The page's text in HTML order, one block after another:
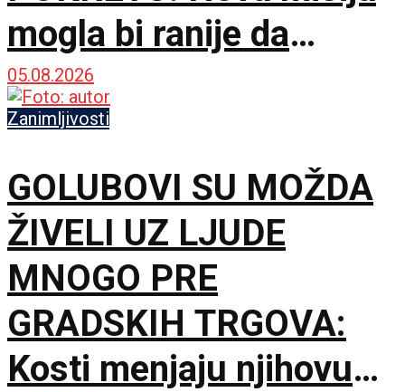
mogla bi ranije da
upozori Zemlju
05.08.2026
Zanimljivosti
GOLUBOVI SU MOŽDA
ŽIVELI UZ LJUDE
MNOGO PRE
GRADSKIH TRGOVA:
Kosti menjaju njihovu